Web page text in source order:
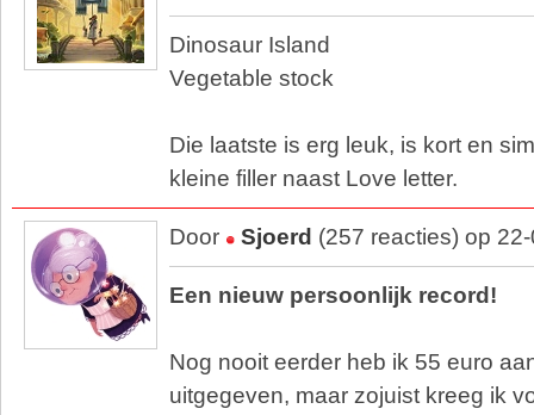
Dinosaur Island
Vegetable stock
Die laatste is erg leuk, is kort en
kleine filler naast Love letter.
Door Sjoerd (257 reacties) op
Een nieuw persoonlijk record!
Nog nooit eerder heb ik 55 euro
uitgegeven, maar zojuist kreeg ik